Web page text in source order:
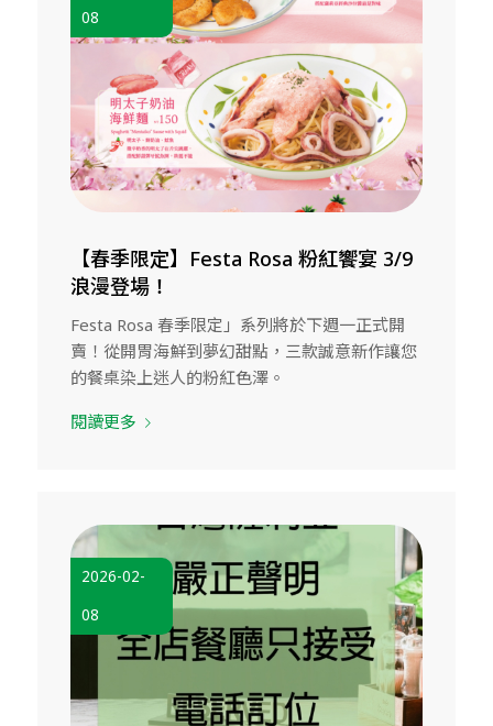
【春季限定】Festa Rosa 粉紅饗宴 3/9
浪漫登場！
08
Festa Rosa 春季限定」系列將於下週一正式開
賣！從開胃海鮮到夢幻甜點，三款誠意新作讓您
的餐桌染上迷人的粉紅色澤。
閱讀更多
2026-02-
08